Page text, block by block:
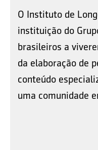
O Instituto de
instituição do
brasileiros a
da elaboração de
conteúdo
uma comunidade